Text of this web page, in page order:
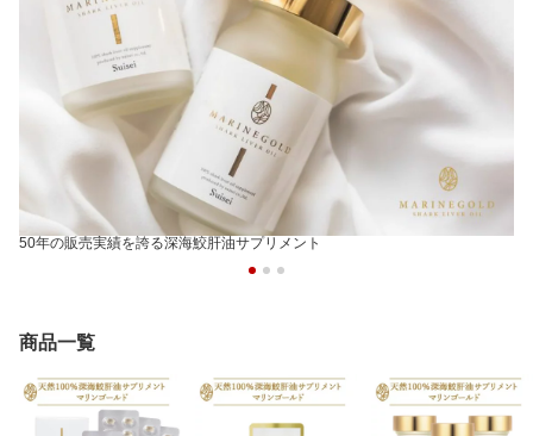
50年の販売実績を誇る深海鮫肝油サプリメント
商品一覧